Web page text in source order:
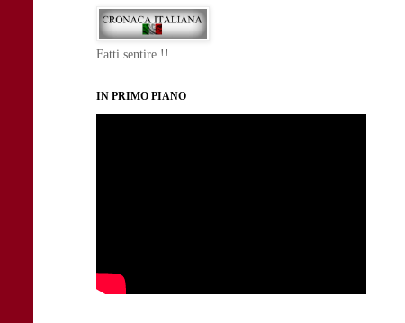
Fatti sentire !!
IN PRIMO PIANO